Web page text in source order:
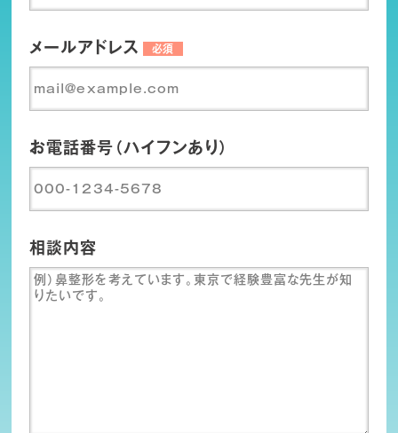
メールアドレス 必須
お電話番号（ハイフンあり）
相談内容